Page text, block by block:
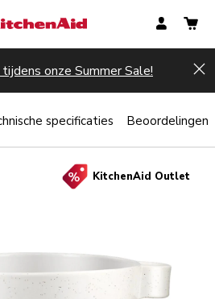
onze Summer Sale!
KitchenAid Outlet
specificaties Beoordelingen